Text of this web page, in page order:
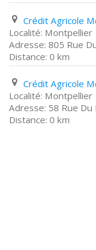
Montpellier
805 Rue
0 km
Montpellier
58 Rue Du
0 km